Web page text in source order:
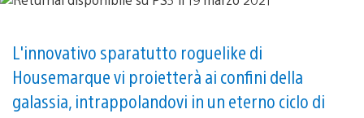
L'innovativo sparatutto roguelike di
Housemarque vi proietterà ai confini della
galassia, intrappolandovi in un eterno ciclo di